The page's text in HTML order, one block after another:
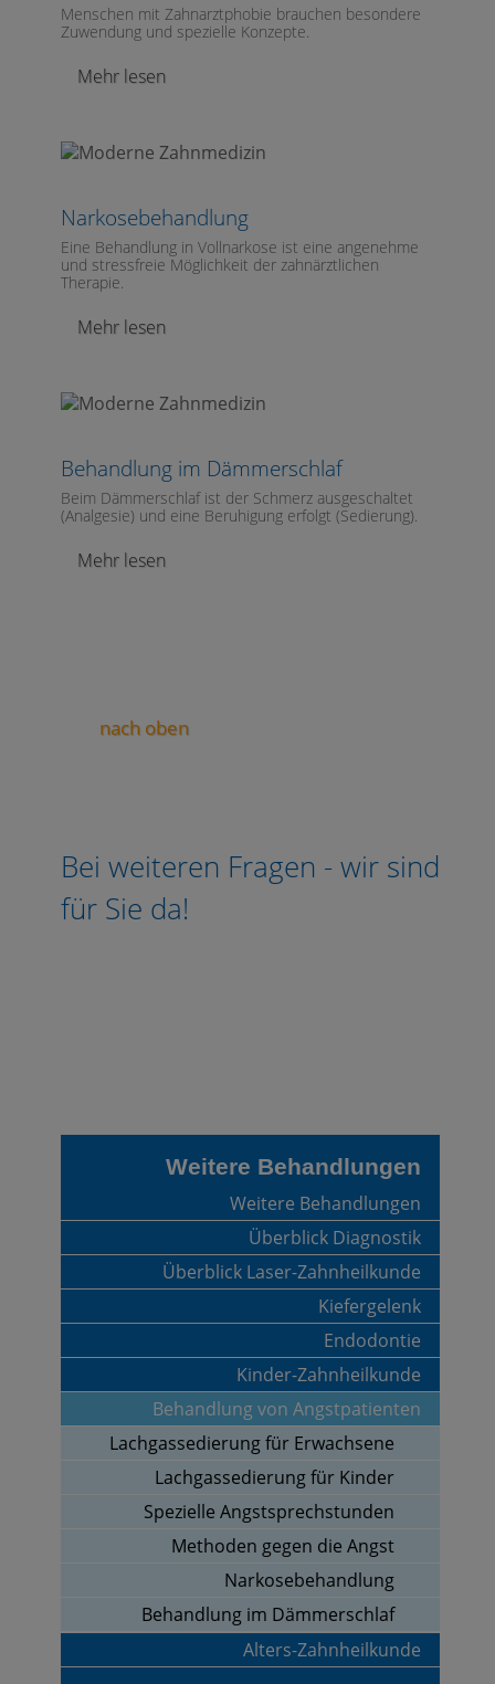
Menschen mit Zahnarztphobie brauchen besondere
Zuwendung und spezielle Konzepte.
Mehr lesen
Narkosebehandlung
Eine Behandlung in Vollnarkose ist eine angenehme
und stressfreie Möglichkeit der zahnärztlichen
Therapie.
Mehr lesen
Behandlung im Dämmerschlaf
Beim Dämmerschlaf ist der Schmerz ausgeschaltet
(Analgesie) und eine Beruhigung erfolgt (Sedierung).
Mehr lesen
nach oben
Bei weiteren Fragen - wir sind
für Sie da!
Weitere Behandlungen
Weitere Behandlungen
Überblick Diagnostik
Überblick Laser-Zahnheilkunde
Kiefergelenk
Endodontie
Kinder-Zahnheilkunde
Behandlung von Angstpatienten
Lachgassedierung für Erwachsene
Lachgassedierung für Kinder
Spezielle Angstsprechstunden
Methoden gegen die Angst
Narkosebehandlung
Behandlung im Dämmerschlaf
Alters-Zahnheilkunde